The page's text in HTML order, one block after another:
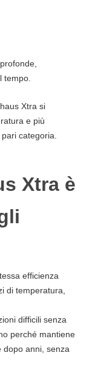
tempo.
Xtra si
e più
categoria.
Xtra è
efficienza
di temperatura,
difficili senza
perché mantiene
dopo anni, senza